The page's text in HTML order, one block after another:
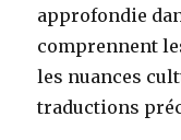
approfondie
comprennent
les nuances
traductions